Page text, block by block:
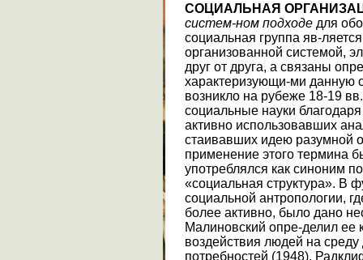
СОЦИАЛЬНАЯ
систем-ном подходе для
социальная группа яв-
организованной системой,
друг от друга, а связаны
характеризующи-ми данную
возникло на рубеже 18-19
социальные науки
активно использовавших
стаивавших идею разумной
применение этого термина
употреблялся как синоним
«социальная структура». В
социальной антропологии,
более активно, было дано
Малиновский опре-делил ее
воздействия людей на
потребностей (1948).